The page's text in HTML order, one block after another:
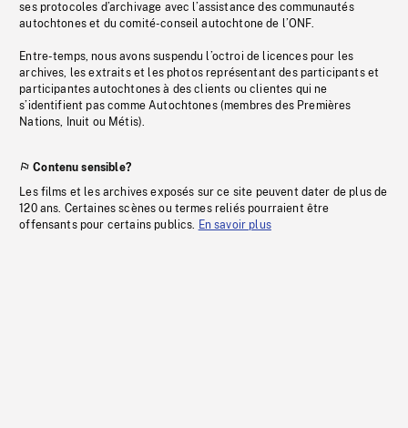
ses protocoles d’archivage avec l’assistance des communautés
autochtones et du comité-conseil autochtone de l’ONF.
Entre-temps, nous avons suspendu l’octroi de licences pour les
archives, les extraits et les photos représentant des participants et
participantes autochtones à des clients ou clientes qui ne
s’identifient pas comme Autochtones (membres des Premières
Nations, Inuit ou Métis).
Contenu sensible?
Les films et les archives exposés sur ce site peuvent dater de plus de
120 ans. Certaines scènes ou termes reliés pourraient être
offensants pour certains publics. En savoir plus